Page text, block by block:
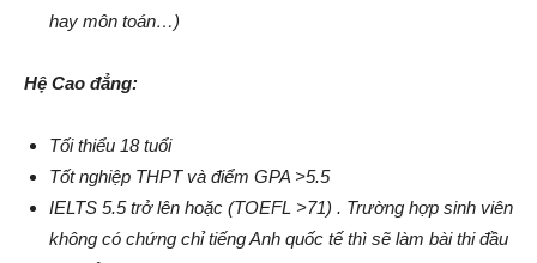
hay môn toán…)
Hệ Cao đẳng:
Tối thiểu 18 tuổi
Tốt nghiệp THPT và điểm GPA >5.5
IELTS 5.5 trở lên hoặc (TOEFL >71) . Trường hợp sinh viên
không có chứng chỉ tiếng Anh quốc tế thì sẽ làm bài thi đầu